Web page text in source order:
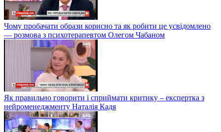
Чому пробачати образи корисно та як робити це усвідомлено
— розмова з психотерапевтом Олегом Чабаном
Як правильно говорити і сприймати критику – експертка з
нейроменеджменту Наталія Кадя